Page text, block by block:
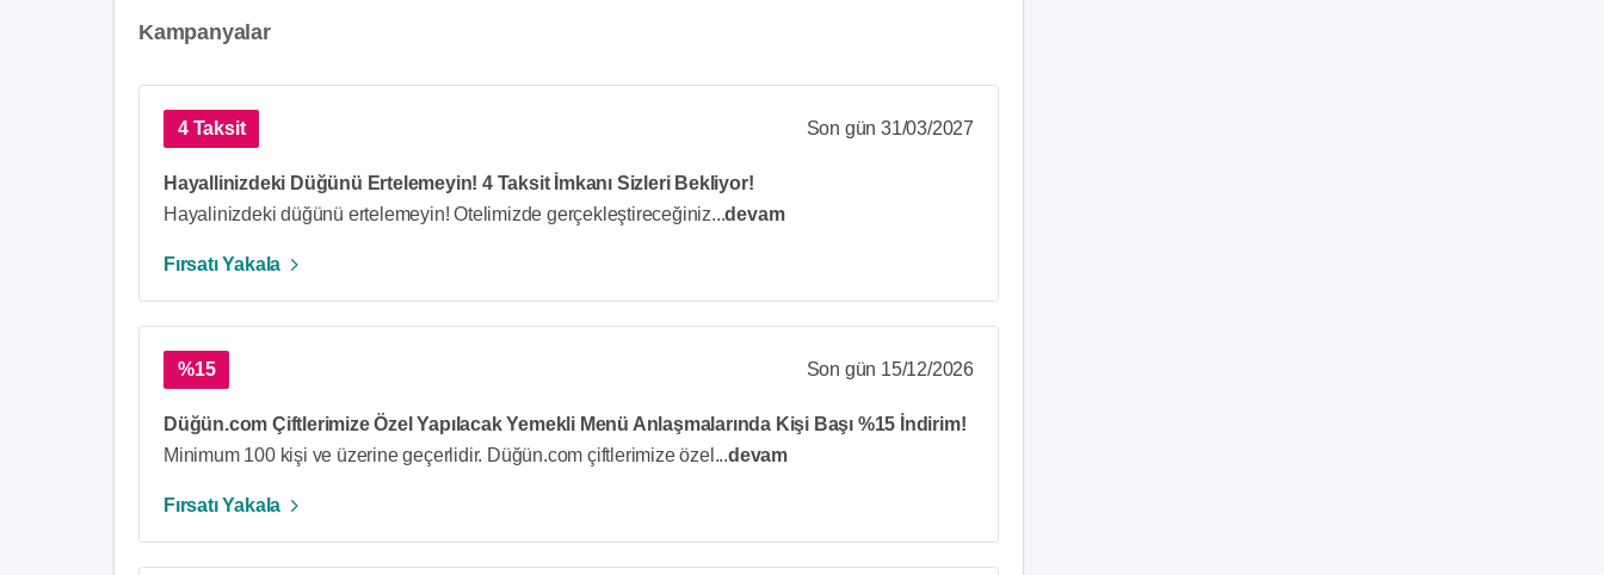
Kampanyalar
4 Taksit Son gün 31/03/2027
Hayallinizdeki Düğünü Ertelemeyin! 4 Taksit İmkanı Sizleri Bekliyor!
Hayalinizdeki düğünü ertelemeyin! Otelimizde gerçekleştireceğiniz...devam
Fırsatı Yakala
%15 Son gün 15/12/2026
Düğün.com Çiftlerimize Özel Yapılacak Yemekli Menü Anlaşmalarında Kişi Başı %15 İndirim!
Minimum 100 kişi ve üzerine geçerlidir. Düğün.com çiftlerimize özel ...devam
Fırsatı Yakala